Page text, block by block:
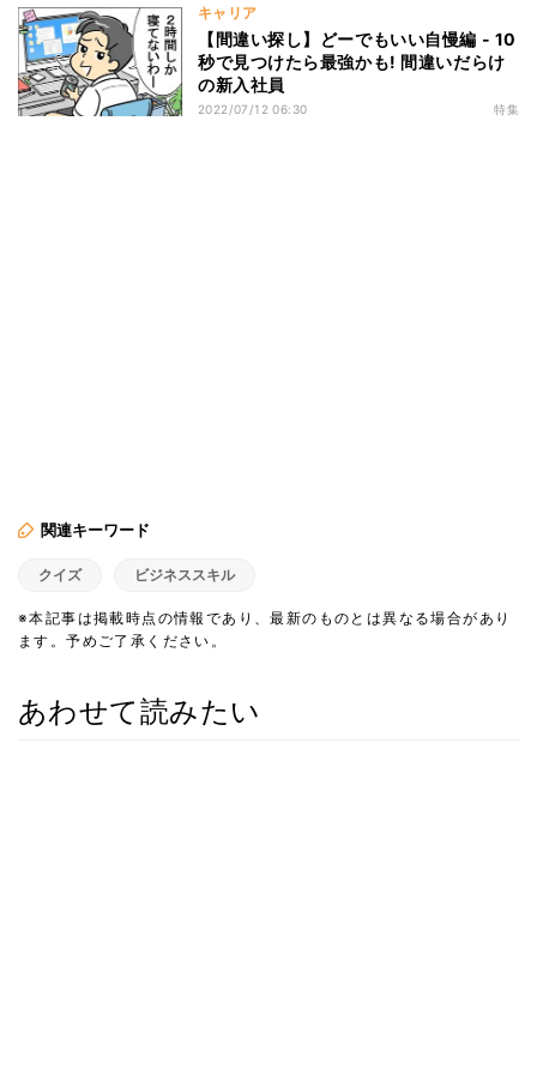
キャリア
【間違い探し】どーでもいい自慢編 - 10
秒で見つけたら最強かも! 間違いだらけ
の新入社員
2022/07/12 06:30 特集
関連キーワード
クイズ ビジネススキル
※本記事は掲載時点の情報であり、最新のものとは異なる場合があり
ます。予めご了承ください。
あわせて読みたい